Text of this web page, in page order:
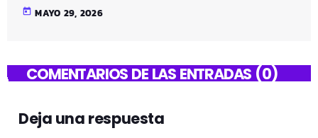
today MAYO 29, 2026
COMENTARIOS DE LAS ENTRADAS (0)
Deja una respuesta